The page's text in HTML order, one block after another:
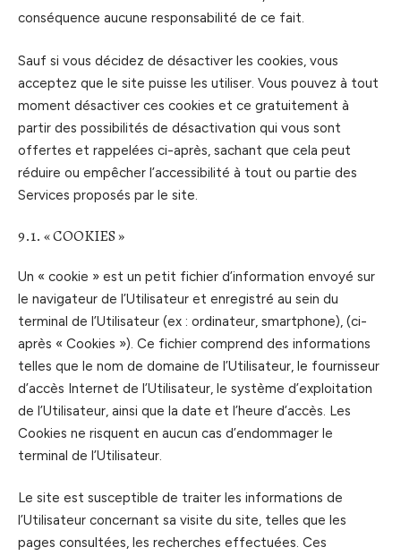
conséquence aucune responsabilité de ce fait.
Sauf si vous décidez de désactiver les cookies, vous
acceptez que le site puisse les utiliser. Vous pouvez à tout
moment désactiver ces cookies et ce gratuitement à
partir des possibilités de désactivation qui vous sont
offertes et rappelées ci-après, sachant que cela peut
réduire ou empêcher l’accessibilité à tout ou partie des
Services proposés par le site.
9.1. « COOKIES »
Un « cookie » est un petit fichier d’information envoyé sur
le navigateur de l’Utilisateur et enregistré au sein du
terminal de l’Utilisateur (ex : ordinateur, smartphone), (ci-
après « Cookies »). Ce fichier comprend des informations
telles que le nom de domaine de l’Utilisateur, le fournisseur
d’accès Internet de l’Utilisateur, le système d’exploitation
de l’Utilisateur, ainsi que la date et l’heure d’accès. Les
Cookies ne risquent en aucun cas d’endommager le
terminal de l’Utilisateur.
Le site est susceptible de traiter les informations de
l’Utilisateur concernant sa visite du site, telles que les
pages consultées, les recherches effectuées. Ces